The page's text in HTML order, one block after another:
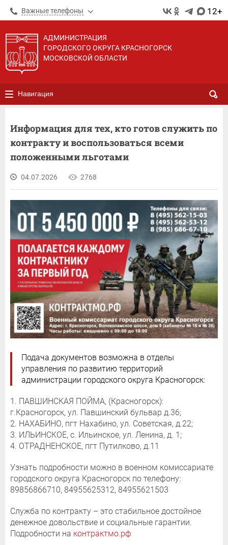
Важные телефоны 12+
АДМИНИСТРАЦИЯ
ГОРОДСКОГО ОКРУГА КРАСНОГОРСК
МОСКОВСКОЙ ОБЛАСТИ
Навигация
Информация для тех, кто готов служить по
контракту и воспользоваться всеми
положенными льготами
04.07.2026 2768
Подача документов возможна в отделы
управления по развитию территорий
администрации городского округа Красногорск:
1. ПАВШИНСКАЯ ПОЙМА, (Красногорск):
г.Красногорск, ул. Павшинский бульвар д.36;
2. НАХАБИНО, пгт Нахабино, ул. Советская, д.22;
3. ИЛЬИНСКОЕ, с. Ильинское, ул. Ленина, д. 1;
4. ОТРАДНЕНСКОЕ, пгт Путилково, д.11
Узнать подробности можно в военном комиссариате
городского округа Красногорск по телефону:
89856866710, 84955625312, 84955621503
Служба по контракту – это стабильное достойное
денежное довольствие и социальные гарантии.
Подробности на контрактмо.рф